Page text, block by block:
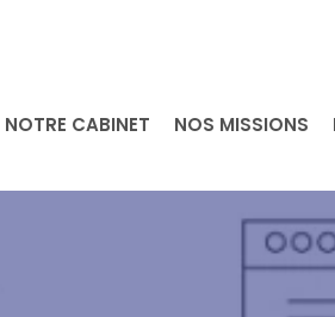
NOTRE CABINET NOS MISSIONS